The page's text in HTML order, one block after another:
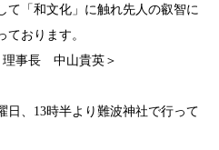
て「和文化」に触れ先人の叡智に
ております。
理事長 中山貴英＞
日、13時半より難波神社で行って